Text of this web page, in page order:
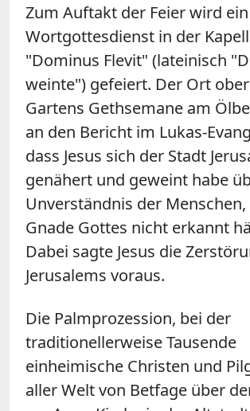
Zum Auftakt der Feier wird ein
Wortgottesdienst in der
"Dominus Flevit" (lateinisch
weinte") gefeiert. Der Ort
Gartens Gethsemane am
an den Bericht im Lukas-
dass Jesus sich der Stadt
genähert und geweint habe
Unverständnis der
Gnade Gottes nicht erkannt
Dabei sagte Jesus die
Jerusalems voraus.
Die Palmprozession, bei der
traditionellerweise Tausende
einheimische Christen und
aller Welt von Betfage über